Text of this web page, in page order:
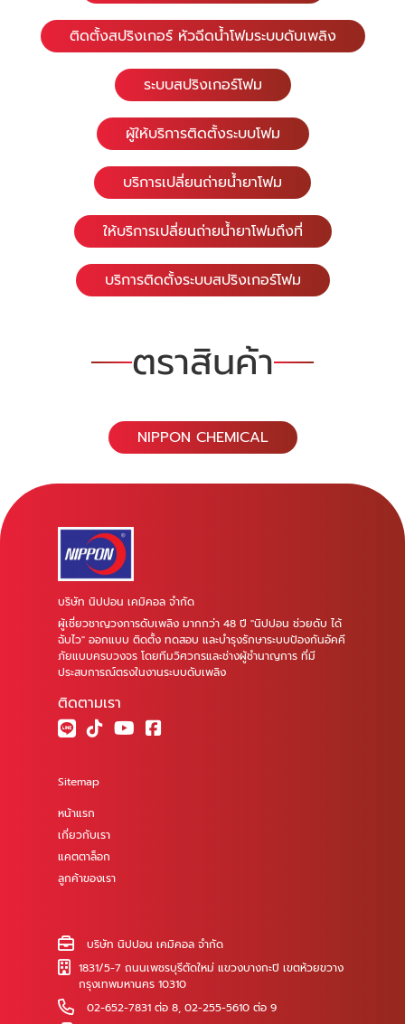
ติดตั้งสปริงเกอร์ หัวฉีดน้ำโฟมระบบดับเพลิง
ระบบสปริงเกอร์โฟม
ผู้ให้บริการติดตั้งระบบโฟม
บริการเปลี่ยนถ่ายน้ำยาโฟม
ให้บริการเปลี่ยนถ่ายน้ำยาโฟมถึงที่
บริการติดตั้งระบบสปริงเกอร์โฟม
ตราสินค้า
NIPPON CHEMICAL
บริษัท นิปปอน เคมิคอล จำกัด
ผู้เชี่ยวชาญวงการดับเพลิง มากกว่า 48 ปี "นิปปอน ช่วยดับ ได้
ฉับไว" ออกแบบ ติดตั้ง ทดสอบ และบำรุงรักษาระบบป้องกันอัคคี
ภัยแบบครบวงจร โดยทีมวิศวกรและช่างผู้ชำนาญการ ที่มี
ประสบการณ์ตรงในงานระบบดับเพลิง
ติดตามเรา
Sitemap
หน้าแรก
เกี่ยวกับเรา
แคตตาล็อก
ลูกค้าของเรา
บริษัท นิปปอน เคมิคอล จำกัด
1831/5-7 ถนนเพชรบุรีตัดใหม่ แขวงบางกะปิ เขตห้วยขวาง
กรุงเทพมหานคร 10310
02-652-7831 ต่อ 8, 02-255-5610 ต่อ 9